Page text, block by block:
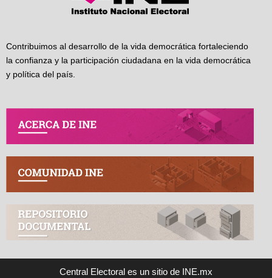
Contribuimos al desarrollo de la vida democrática fortaleciendo
la confianza y la participación ciudadana en la vida democrática
y política del país.
Central Electoral es un sitio de INE.mx